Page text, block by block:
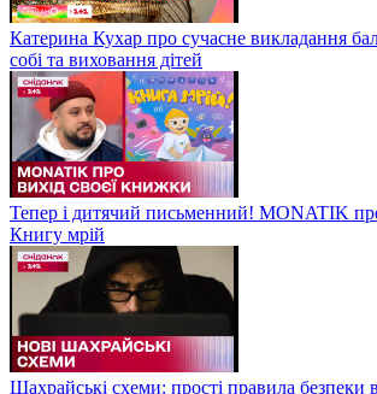
Катерина Кухар про сучасне викладання
собі та виховання дітей
Тепер і дитячий письменний! MONATIK
Книгу мрій
Шахрайські схеми: прості правила безпеки